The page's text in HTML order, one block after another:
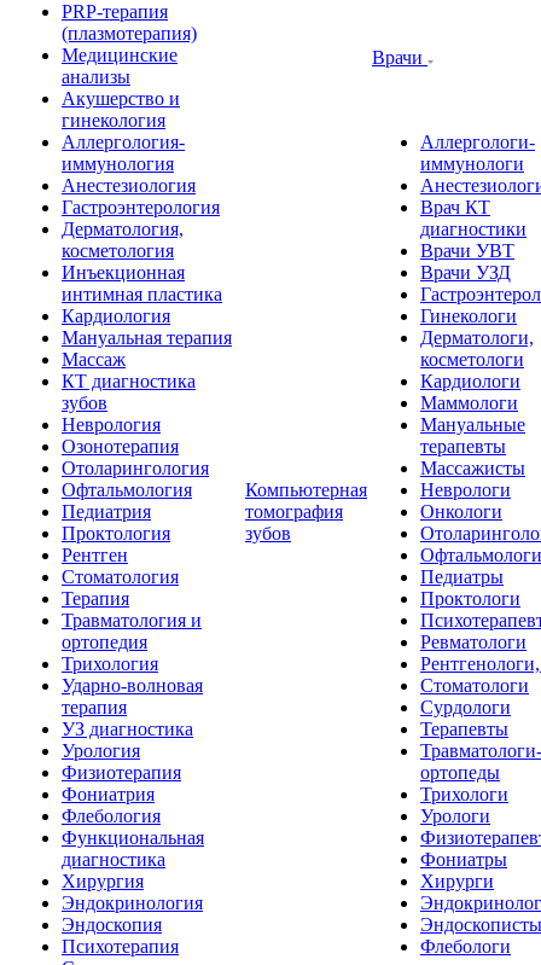
PRP-терапия
(плазмотерапия)
Медицинские
анализы
Акушерство и
гинекология
Аллергология-
иммунология
Анестезиология
Гастроэнтерология
Дерматология,
косметология
Инъекционная
интимная пластика
Кардиология
Мануальная терапия
Массаж
КТ диагностика
зубов
Неврология
Озонотерапия
Отоларингология
Офтальмология
Педиатрия
Проктология
Рентген
Стоматология
Терапия
Травматология и
ортопедия
Трихология
Ударно-волновая
терапия
УЗ диагностика
Урология
Физиотерапия
Фониатрия
Флебология
Функциональная
диагностика
Хирургия
Эндокринология
Эндоскопия
Психотерапия
Компьютерная
томография
зубов
Врачи
Аллергологи-
иммунологи
Врач КТ
диагностики
Врачи УВТ
Врачи УЗД
Гинекологи
Дерматологи,
косметологи
Кардиологи
Маммологи
Мануальные
терапевты
Массажисты
Неврологи
Онкологи
Офтальмологи
Педиатры
Проктологи
Ревматологи
Стоматологи
Сурдологи
Терапевты
Травматологи-
ортопеды
Трихологи
Урологи
Фониатры
Хирурги
Эндоскописты
Флебологи